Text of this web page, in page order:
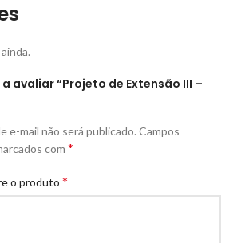
avaliar “Projeto de Extensão III –
e-mail não será publicado. Campos
com *
o produto *